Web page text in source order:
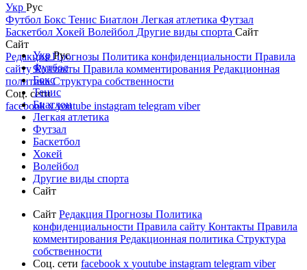
Укр Рус
Футбол Бокс Тенис Биатлон Легкая атлетика Футзал
Баскетбол Хокей Волейбол Другие виды спорта Сайт
Сайт
РедакцияПрогнозы Политика конфиденциальности Правила
сайтуКонтакты Правила комментирования Редакционная
политикаСтруктура собственности
Соц. сети
facebookxyoutube instagram telegram viber
УкрРус
Футбол
Бокс
Тенис
Биатлон
Легкая атлетика
Футзал
Баскетбол
Хокей
Волейбол
Другие виды спорта
Сайт
Сайт Редакция Прогнозы Политика
конфиденциальности Правила сайту Контакты Правила
комментирования Редакционная политика Структура
собственности
Соц. сети facebook x youtube instagram telegram viber